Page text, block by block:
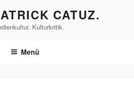
CATUZ.
Kulturkritik.
Menü